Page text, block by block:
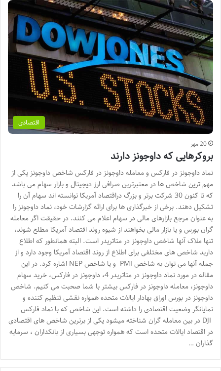
اقتصادی
20 مهر
بروکرهایی که داوجونز دارند
نماد داوجونز در فارکس و معامله داوجونز در فارکس شاخص داوجونز یکی از
مهم ترین شاخص ها در معتبرترین صرافی ارز دیجیتال و بازار سهام می باشد
که تا کنون 30 شرکت برتر و بزرگ دراقتصاد آمریکا توانسته اند سهام آن را
تشکیل دهند. برخی از خبرگذاری ها برای ارائه گزارشات خود، نماد داوجونز را
به عنوان مرجع بازارهای مالی در سهام اعلام می کنند. در حقیقت اگر معامله
گران بورس و یا بازار مالی بخواهند از شیوه روند اقتصاد آمریکا مطلع شوند،
تنها ملاک آنها شاخص داوجونز در متاتریدر است. البته همانطور که اطلاع
دارید شاخص های مختلفی برای اطلاع از روند اقتصاد آمریکا وجود دارد و از
جمله آنها می توان به شاخص PMI و یا شاخص NEP اشاره کرد. در این
مقاله در مورد نماد داوجونز در متاتریدر 4، داوجونز در فارکس، خرید سهام
داوجونز، معامله داوجونز در فارکس بیشتر با شما صحبت می کنیم. شاخص
داوجونز در بورس اوراق بهادار ایالات متحده همواره نقشی تنظیم کننده و
نمایانگر وضعیت اقتصادی را داشته است. این شاخص که با نماد فارکس
DJI در بین معامله گران شناخته میشود یکی از برترین شاخص های اقتصادی
در اقتصاد ایالات متحده است که همواره توجهی بسیاری از بانکداران ، سرمایه
گذاران …